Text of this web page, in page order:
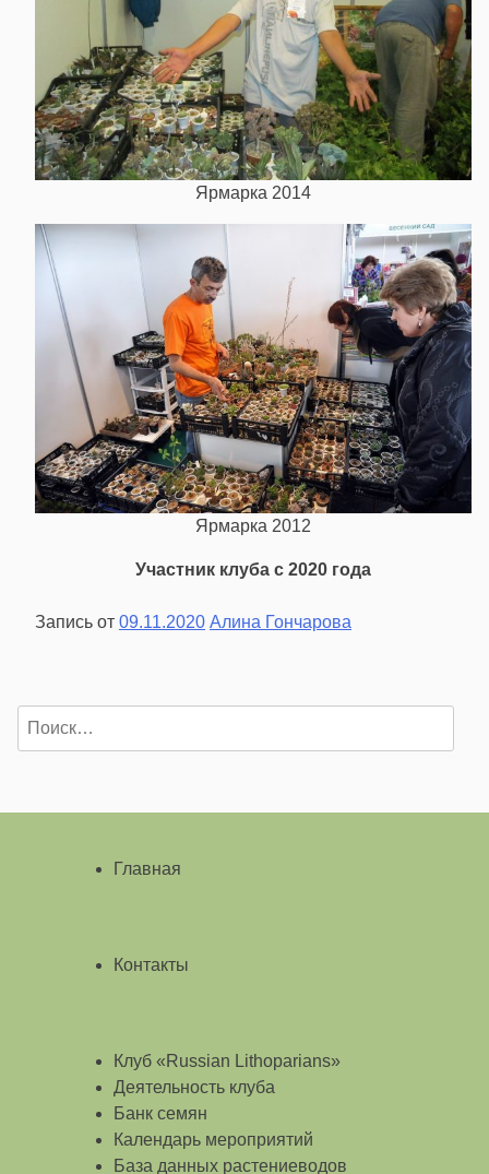
Ярмарка 2014
Ярмарка 2012
Участник клуба с 2020 года
Запись от 09.11.2020 Алина Гончарова
Найти:
Главная
Контакты
Клуб «Russian Lithoparians»
Деятельность клуба
Банк семян
Календарь мероприятий
База данных растениеводов